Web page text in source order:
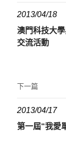
2013/04/18
澳門科技大
交流活動
下一篇
2013/04/17
第一屆“我愛